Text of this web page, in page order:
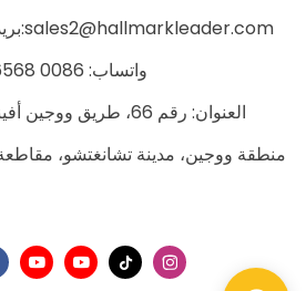
بريد إلكتروني:sales2@hallmarkleader.com
واتساب: 0086 13861056568
العنوان: رقم 66، طريق
منطقة ووجين، مدينة تشانغتشو،